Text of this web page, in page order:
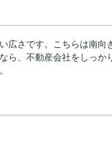
広さです。こちらは南向
ら、不動産会社をしっか